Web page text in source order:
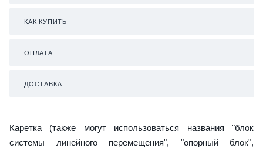
КАК КУПИТЬ
ОПЛАТА
ДОСТАВКА
Каретка (также могут использоваться названия "блок
системы линейного перемещения", "опорный блок",